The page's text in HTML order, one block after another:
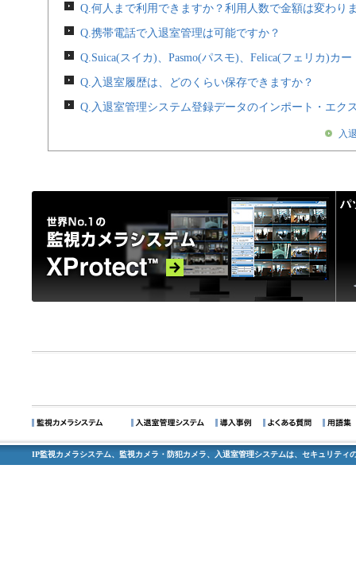
Q.何人まで利用できますか？利用人数で金額は変わり
Q.携帯電話で入退室管理は可能ですか？
Q.Suica(スイカ)、Pasmo(パスモ)、Felica(フェリカ)カ
Q.入退室履歴は、どのくらい保存できますか？
Q.入退室管理システム登録データのインポート・エク
入
IP監視カメラシステム、監視カメラ・防犯カメラ、入退室管理システムは、セキュリティ